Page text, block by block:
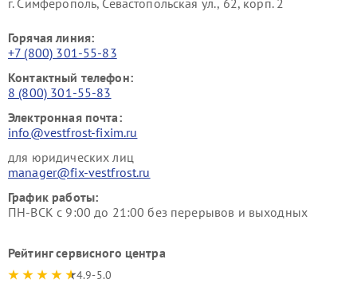
Горячая линия:
+7 (800) 301-55-83
Контактный телефон:
8 (800) 301-55-83
Электронная почта:
info@vestfrost-fixim.ru
для юридических лиц
manager@fix-vestfrost.ru
График работы:
ПН-ВСК с 9:00 до 21:00 без перерывов и выходных
Рейтинг сервисного центра
4.9-5.0